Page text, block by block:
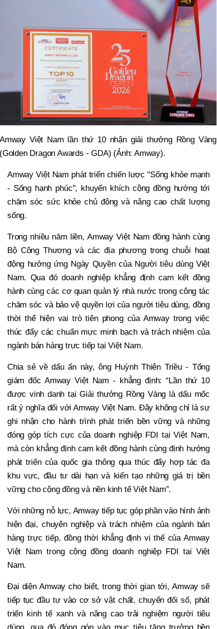
Amway Việt Nam lần thứ 10 nhận giải thưởng Rồng Vàng
(Golden Dragon Awards - GDA) (Ảnh: Amway).
Amway Việt Nam phát triển chiến lược "Sống khỏe mạnh
- Sống hạnh phúc", khuyến khích cộng đồng hướng tới
chăm sóc sức khỏe chủ động và nâng cao chất lượng
sống.
Trong nhiều năm liền, Amway Việt Nam đồng hành cùng
Bộ Công Thương và các địa phương trong chuỗi hoạt
động hưởng ứng Ngày Quyền của Người tiêu dùng Việt
Nam. Qua đó doanh nghiệp khẳng định cam kết đồng
hành cùng các cơ quan quản lý nhà nước trong công tác
chăm sóc và bảo vệ quyền lợi của người tiêu dùng, đồng
thời thể hiện vai trò tiên phong của Amway trong việc
thúc đẩy các chuẩn mực minh bạch và trách nhiệm của
ngành bán hàng trực tiếp tại Việt Nam.
Chia sẻ về dấu ấn này, ông Huỳnh Thiên Triều - Tổng
giám đốc Amway Việt Nam - khẳng định: “Lần thứ 10
được vinh danh tại Giải thưởng Rồng Vàng là dấu mốc
rất ý nghĩa đối với Amway Việt Nam. Đây không chỉ là sự
ghi nhận cho hành trình phát triển bền vững và những
đóng góp tích cực của doanh nghiệp FDI tại Việt Nam,
mà còn khẳng định cam kết đồng hành cùng định hướng
phát triển của quốc gia thông qua thúc đẩy hợp tác đa
khu vực, đầu tư dài hạn và kiến tạo những giá trị bền
vững cho cộng đồng và nền kinh tế Việt Nam”.
Với những nỗ lực, Amway tiếp tục góp phần vào hình ảnh
hiện đại, chuyên nghiệp và trách nhiệm của ngành bán
hàng trực tiếp, đồng thời khẳng định vị thế của Amway
Việt Nam trong cộng đồng doanh nghiệp FDI tại Việt
Nam.
Đại diện Amway cho biết, trong thời gian tới, Amway sẽ
tiếp tục đầu tư vào cơ sở vật chất, chuyển đổi số, phát
triển kinh tế xanh và nâng cao trải nghiệm người tiêu